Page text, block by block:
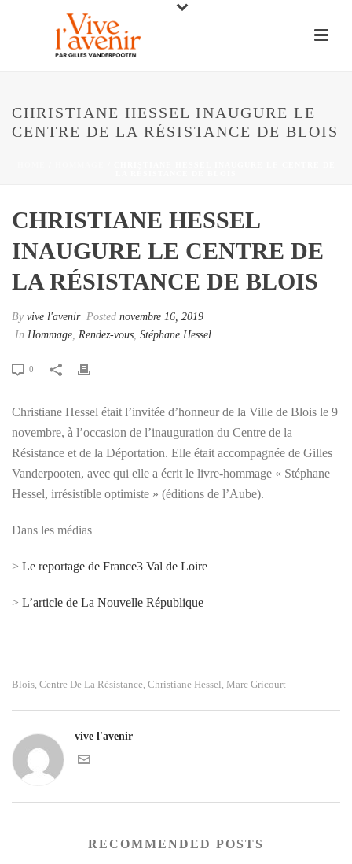
CHRISTIANE HESSEL INAUGURE LE
CENTRE DE LA RÉSISTANCE DE BLOIS
CHRISTIANE HESSEL
INAUGURE LE CENTRE DE
LA RÉSISTANCE DE BLOIS
By vive l'avenir Posted novembre 16, 2019
In Hommage, Rendez-vous, Stéphane Hessel
0
Christiane Hessel était l’invitée d’honneur de la Ville de Blois le 9
novembre, à l’occasion de l’inauguration du Centre de la
Résistance et de la Déportation. Elle était accompagnée de Gilles
Vanderpooten, avec qui elle a écrit le livre-hommage « Stéphane
Hessel, irrésistible optimiste » (éditions de l’Aube).
Dans les médias
> Le reportage de France3 Val de Loire
> L’article de La Nouvelle République
Blois, Centre De La Résistance, Christiane Hessel, Marc Gricourt
vive l'avenir
RECOMMENDED POSTS